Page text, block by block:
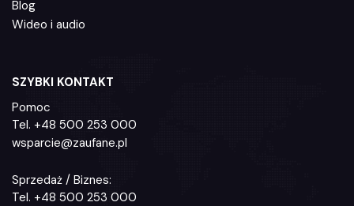
Blog
Wideo i audio
SZYBKI KONTAKT
Pomoc
Tel. +48 500 253 000
wsparcie@zaufane.pl
Sprzedaż / Biznes:
Tel. +48 500 253 000